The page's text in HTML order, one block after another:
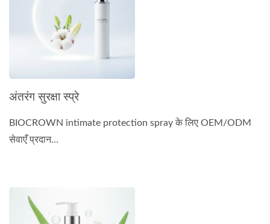
अंतरंग सुरक्षा स्प्रे
BIOCROWN intimate protection spray के लिए OEM/ODM
सेवाएँ प्रदान...